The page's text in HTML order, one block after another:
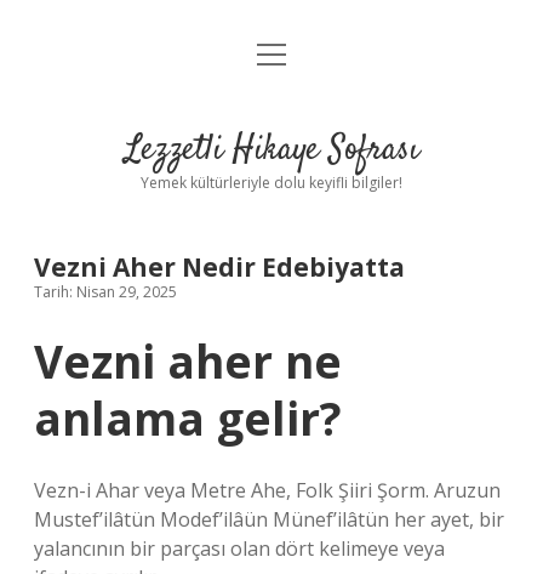
Anasayfa
Yasal Uyarı
menüyü
Lezzetli Hikaye Sofrası
Yemek kültürleriyle dolu keyifli bilgiler!
Vezni Aher Nedir Edebiyatta
Tarih: Nisan 29, 2025
Vezni aher ne
anlama gelir?
Vezn-i Ahar veya Metre Ahe, Folk Şiiri Şorm. Aruzun
Mustef’ilâtün Modef’ilâün Münef’ilâtün her ayet, bir
yalancının bir parçası olan dört kelimeye veya